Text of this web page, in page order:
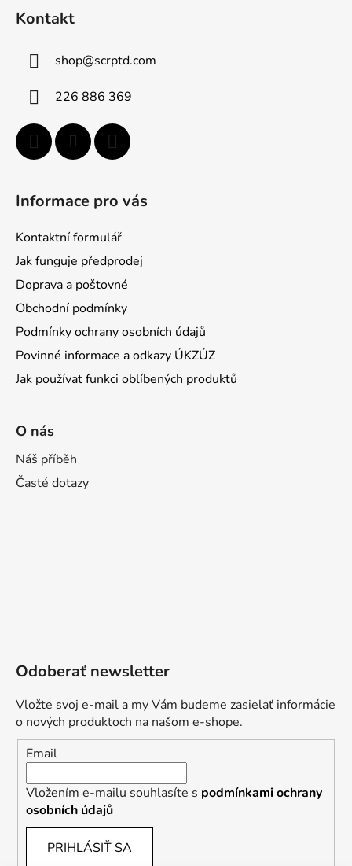
Kontakt
shop@scrptd.com
226 886 369
Informace pro vás
Kontaktní formulář
Jak funguje předprodej
Doprava a poštovné
Obchodní podmínky
Podmínky ochrany osobních údajů
Povinné informace a odkazy ÚKZÚZ
Jak používat funkci oblíbených produktů
O nás
Náš příběh
Časté dotazy
Odoberať newsletter
Vložte svoj e-mail a my Vám budeme zasielať informácie
o nových produktoch na našom e-shope.
Email
Vložením e-mailu souhlasíte s podmínkami ochrany
osobních údajů
PRIHLÁSIŤ SA